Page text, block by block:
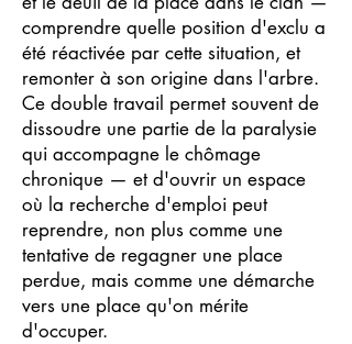
comprendre quelle position d'exclu a
été réactivée par cette situation, et
remonter à son origine dans l'arbre.
Ce double travail permet souvent de
dissoudre une partie de la paralysie
qui accompagne le chômage
chronique — et d'ouvrir un espace
où la recherche d'emploi peut
reprendre, non plus comme une
tentative de regagner une place
perdue, mais comme une démarche
vers une place qu'on mérite
d'occuper.